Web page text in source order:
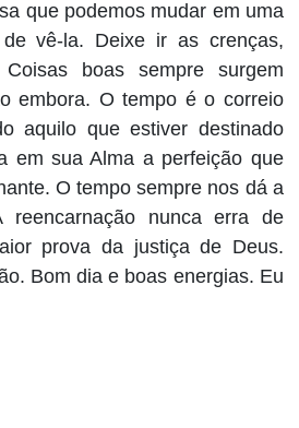
que podemos mudar em uma
vê-la. Deixe ir as crenças,
boas sempre surgem
embora. O tempo é o correio
aquilo que estiver destinado
em sua Alma a perfeição que
O tempo sempre nos dá a
reencarnação nunca erra de
prova da justiça de Deus.
Bom dia e boas energias. Eu